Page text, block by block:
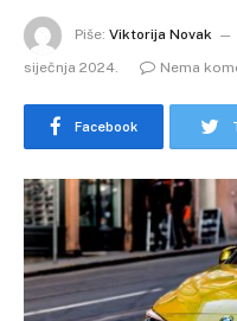
Piše: Viktorija Novak
siječnja 2024.
Nema
Facebook